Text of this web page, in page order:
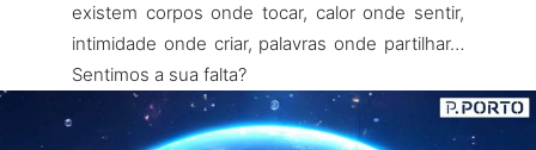
existem corpos onde tocar, calor onde sentir,
intimidade onde criar, palavras onde partilhar…
Sentimos a sua falta?